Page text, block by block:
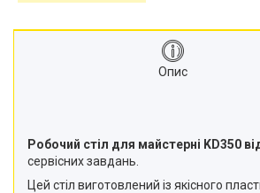
Опис
Робочий стіл для майстерні KD350
сервісних завдань.
Цей стіл виготовлений із якісного